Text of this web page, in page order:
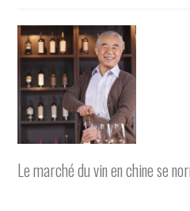
Le marché du vin en chine se